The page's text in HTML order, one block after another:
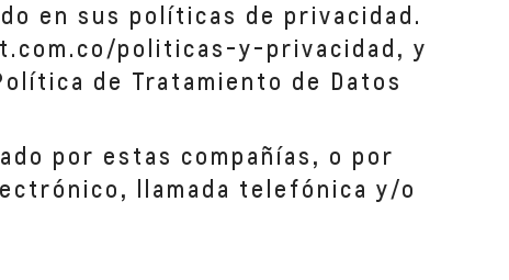
en sus políticas de privacidad.
politicas-y-privacidad, y
de Tratamiento de Datos
por estas compañías, o por
llamada telefónica y/o